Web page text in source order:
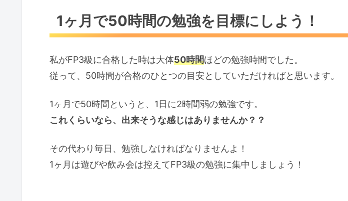
1ヶ月で50時間の勉強を目標にしよう！
私がFP3級に合格した時は大体50時間ほどの勉強時間でした。
従って、50時間が合格のひとつの目安としていただければと思います。
1ヶ月で50時間というと、1日に2時間弱の勉強です。
これくらいなら、出来そうな感じはありませんか？？
その代わり毎日、勉強しなければなりませんよ！
1ヶ月は遊びや飲み会は控えてFP3級の勉強に集中しましょう！